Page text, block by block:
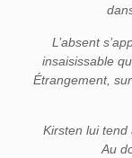
L’absent
insaisissable
Étrangement,
Kirsten lui tend
Au